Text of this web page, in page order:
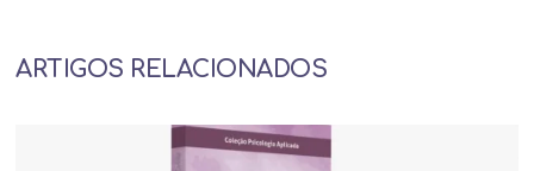
ARTIGOS RELACIONADOS